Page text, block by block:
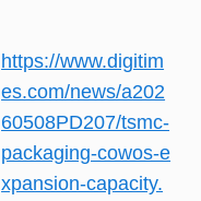
https://www.digitim
es.com/news/a202
60508PD207/tsmc-
packaging-cowos-e
xpansion-capacity.